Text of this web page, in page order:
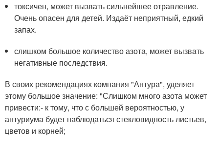
токсичен, может вызвать сильнейшее отравление.
Очень опасен для детей. Издаёт неприятный, едкий
запах.
слишком большое количество азота, может вызвать
негативные последствия.
В своих рекомендациях компания "Антура", уделяет
этому большое значение: "Слишком много азота может
привести:- к тому, что с большей вероятностью, у
антуриума будет наблюдаться стекловидность листьев,
цветов и корней;